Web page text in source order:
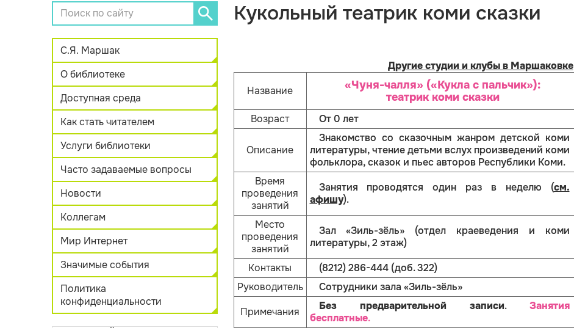
С.Я. Маршак
О библиотеке
Доступная среда
Как стать читателем
Услуги библиотеки
Часто задаваемые вопросы
Новости
Коллегам
Мир Интернет
Значимые события
Политика
конфиденциальности
Кукольный театрик коми сказки
Другие студии и клубы в Маршаковке
Название
«Чуня-чалля» («Кукла с пальчик»):
театрик коми сказки
Возраст От 0 лет
Описание
Знакомство со сказочным жанром детской коми
литературы, чтение детьми вслух произведений коми
фольклора, сказок и пьес авторов Республики Коми.
Время
проведения
занятий
Занятия проводятся один раз в неделю (см.
афишу).
Место
проведения
занятий
Зал «Зиль-зёль» (отдел краеведения и коми
литературы, 2 этаж)
Контакты
(8212) 286-444 (доб. 322)
Руководитель
Сотрудники зала «Зиль-зёль»
Примечания
Без предварительной записи. Занятия
бесплатные.